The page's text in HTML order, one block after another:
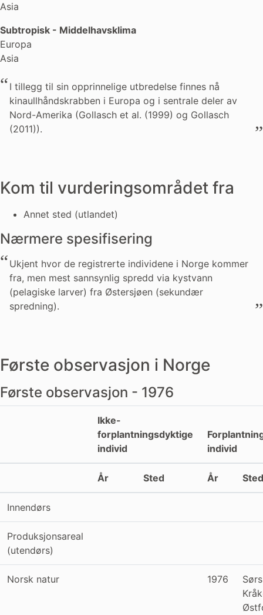
Asia
Subtropisk - Middelhavsklima
Europa
Asia
I tillegg til sin opprinnelige utbredelse finnes nå
kinaullhåndskrabben i Europa og i sentrale deler av
Nord-Amerika (Gollasch et al. (1999) og Gollasch
(2011)).
Kom til vurderingsområdet fra
Annet sted (utlandet)
Nærmere spesifisering
Ukjent hvor de registrerte individene i Norge kommer
fra, men mest sannsynlig spredd via kystvann
(pelagiske larver) fra Østersjøen (sekundær
spredning).
Første observasjon i Norge
Første observasjon - 1976
Ikke-
forplantningsdyktige
individ
individ
År Sted År Sted
Innendørs
Produksjonsareal
(utendørs)
Norsk natur 1976